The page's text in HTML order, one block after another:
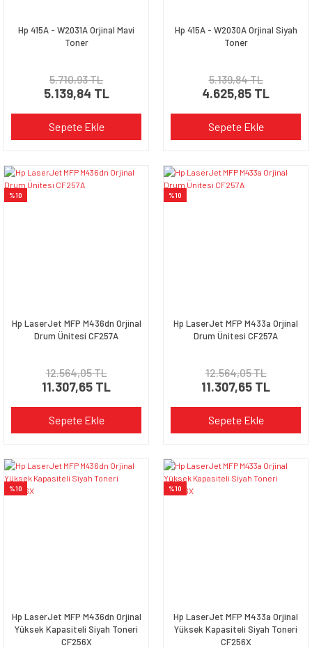
Hp 415A - W2031A Orjinal Mavi
Toner
5.710,93 TL
5.139,84 TL
Sepete Ekle
Hp 415A - W2030A Orjinal Siyah
Toner
5.139,84 TL
4.625,85 TL
Sepete Ekle
%10
Hp LaserJet MFP M436dn Orjinal
Drum Ünitesi CF257A
12.564,05 TL
11.307,65 TL
Sepete Ekle
%10
Hp LaserJet MFP M433a Orjinal
Drum Ünitesi CF257A
12.564,05 TL
11.307,65 TL
Sepete Ekle
%10
Hp LaserJet MFP M436dn Orjinal
Yüksek Kapasiteli Siyah Toneri
CF256X
%10
Hp LaserJet MFP M433a Orjinal
Yüksek Kapasiteli Siyah Toneri
CF256X